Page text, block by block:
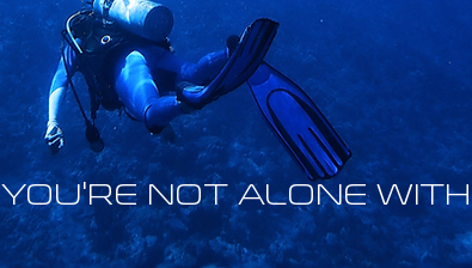
YOU'RE NOT ALONE WITH